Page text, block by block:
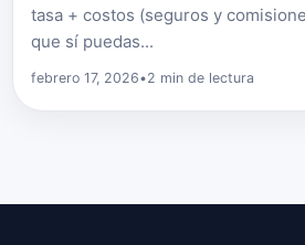
tasa + costos (seguros y
que sí puedas...
febrero 17, 2026•2 min de lectura